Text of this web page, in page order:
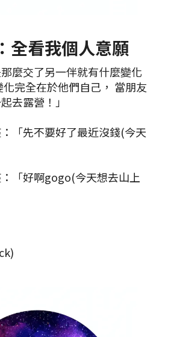
全看我個人意願
麼交了另一伴就有什麼變化
完全在於他們自己， 當朋友
去露營！」
「先不要好了最近沒錢(今天
「好啊gogo(今天想去山上